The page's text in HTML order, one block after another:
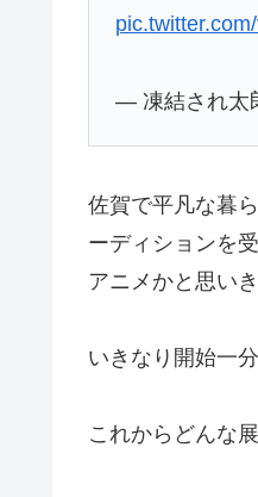
— 凍結され太
佐賀で平凡な暮
ーディションを
アニメかと思い
いきなり開始一
これからどんな